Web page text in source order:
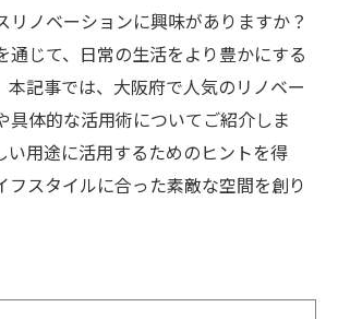
リノベーションに興味がありますか？
通じて、日常の生活をより豊かにする
本記事では、大阪府で人気のリノベー
具体的な活用術についてご紹介しま
い用途に活用するためのヒントを得
フスタイルに合った素敵な空間を創り